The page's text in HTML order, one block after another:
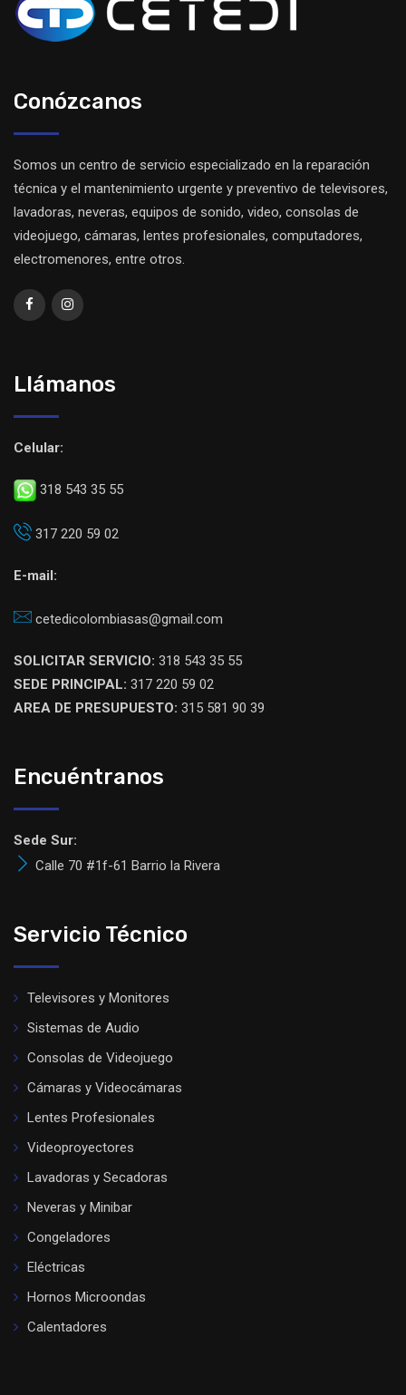
Conózcanos
Somos un centro de servicio especializado en la reparación
técnica y el mantenimiento urgente y preventivo de televisores,
lavadoras, neveras, equipos de sonido, video, consolas de
videojuego, cámaras, lentes profesionales, computadores,
electromenores, entre otros.
Llámanos
Celular:
318 543 35 55
317 220 59 02
E-mail:
cetedicolombiasas@gmail.com
SOLICITAR SERVICIO: 318 543 35 55
SEDE PRINCIPAL: 317 220 59 02
AREA DE PRESUPUESTO: 315 581 90 39
Encuéntranos
Sede Sur:
Calle 70 #1f-61 Barrio la Rivera
Servicio Técnico
Televisores y Monitores
Sistemas de Audio
Consolas de Videojuego
Cámaras y Videocámaras
Lentes Profesionales
Videoproyectores
Lavadoras y Secadoras
Neveras y Minibar
Congeladores
Eléctricas
Hornos Microondas
Calentadores